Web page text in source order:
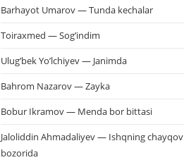
Barhayot Umarov — Tunda kechalar
Toiraxmed — Sog’indim
Ulug’bek Yo’lchiyev — Janimda
Bahrom Nazarov — Zayka
Bobur Ikramov — Menda bor bittasi
Jaloliddin Ahmadaliyev — Ishqning chayqov
bozorida